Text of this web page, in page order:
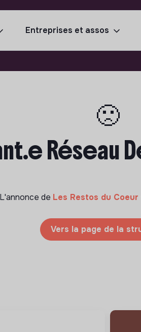
Entreprises et assos
🙁
Réseau
L'annonce de Les Restos du Coeur
Vers la page de la